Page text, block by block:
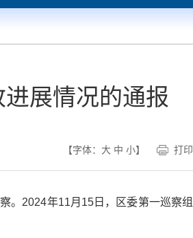
展情况的通报
【字体： 大 中 小】 打印
。2024年11月15日，区委第一巡察组